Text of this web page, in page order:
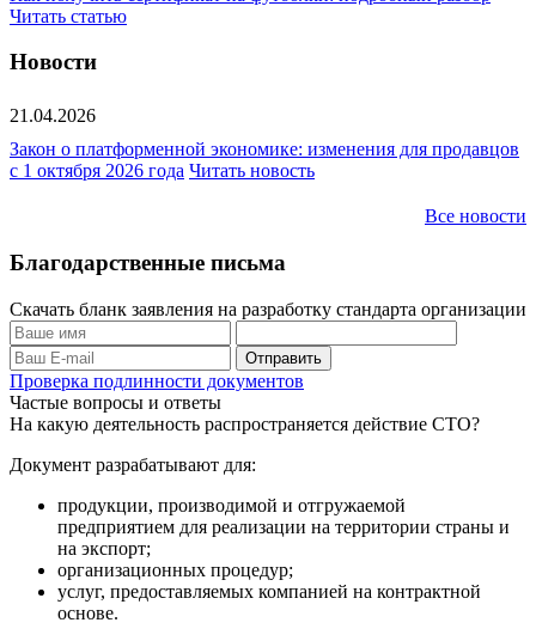
Читать статью
Новости
21.04.2026
Закон о платформенной экономике: изменения для продавцов
с 1 октября 2026 года Читать новость
Все новости
Благодарственные письма
Скачать бланк заявления на разработку стандарта организации
Проверка подлинности документов
Частые вопросы и ответы
На какую деятельность распространяется действие СТО?
Документ разрабатывают для:
продукции, производимой и отгружаемой
предприятием для реализации на территории страны и
на экспорт;
организационных процедур;
услуг, предоставляемых компанией на контрактной
основе.